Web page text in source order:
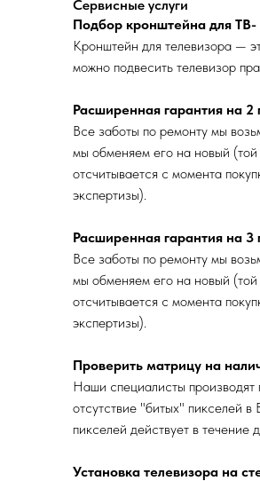
Сервисные услуги
Подбор кронштейна для ТВ-
Кронштейн для телевизора —
можно подвесить телевизор
Расширенная гарантия на 2
Все заботы по ремонту мы
мы обменяем его на новый (той
отсчитывается с момента
экспертизы).
Расширенная гарантия на 3
Все заботы по ремонту мы
мы обменяем его на новый (той
отсчитывается с момента
экспертизы).
Проверить матрицу на
Наши специалисты
отсутствие "битых" пикселей
пикселей действует в течение
Установка телевизора на